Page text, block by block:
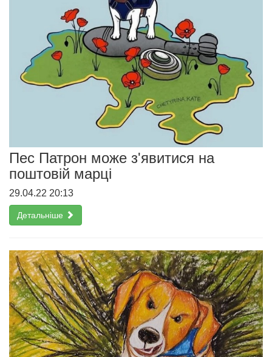
Пес Патрон може з'явитися на
поштовій марці
29.04.22 20:13
Детальніше